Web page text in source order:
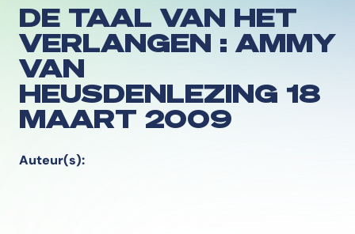
DE TAAL VAN HET
VERLANGEN : AMMY
VAN
HEUSDENLEZING 18
MAART 2009
Auteur(s):